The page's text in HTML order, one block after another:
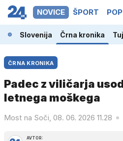
NOVICE ŠPORT
Slovenija Črna kronika
ČRNA KRONIKA
Padec z viličarja
letnega moškega
Most na Soči, 08. 06. 2026 11.28
AVTOR: